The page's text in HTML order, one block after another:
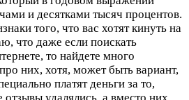
и десятками тысяч процентов.
того, что вас хотят кинуть на
что даже если поискать
то найдете много
них, хотя, может быть вариант,
платят деньги за то,